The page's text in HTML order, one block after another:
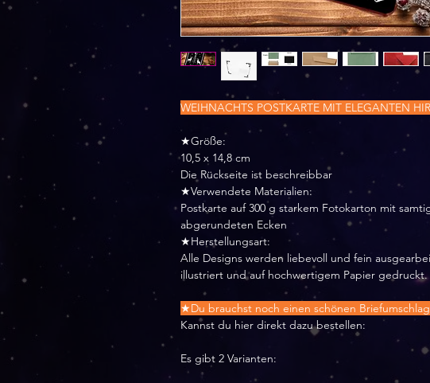
WEIHNACHTS POSTKARTE MIT ELEGANTEN
★Größe:
10,5 x 14,8 cm
Die Rückseite ist beschreibbar
★Verwendete Materialien:
Postkarte auf 300 g starkem Fotokarton mit
abgerundeten Ecken
★Herstellungsart:
Alle Designs werden liebevoll und fein
illustriert und auf hochwertigem Papier gedruckt.
★Du brauchst noch einen schönen
Kannst du hier direkt dazu bestellen:
Es gibt 2 Varianten: